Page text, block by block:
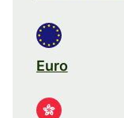
Euro